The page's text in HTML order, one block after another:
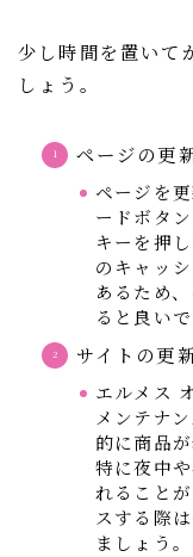
少し時間を置いて
しょう。
ページの更
ページを
ードボタ
キーを押
のキャッ
あるため
ると良いで
サイトの更
エルメス
メンテナ
的に商品
特に夜中
れること
スする際
ましょう。